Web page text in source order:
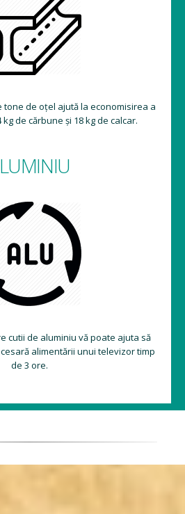
tone de oțel ajută la economisirea a
kg de cărbune și 18 kg de calcar.
cutii de aluminiu vă poate ajuta să
alimentării unui televizor timp
de 3 ore.